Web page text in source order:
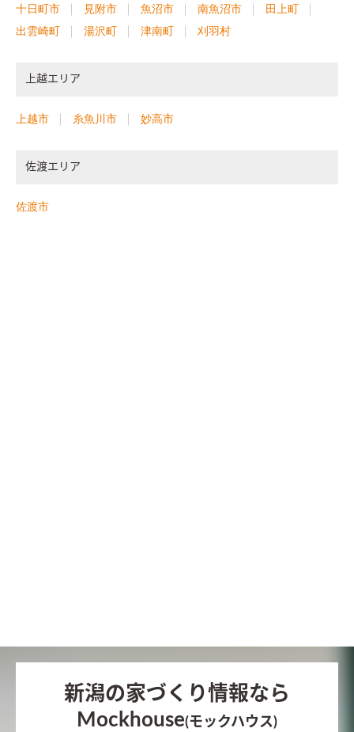
十日町市
見附市 魚沼市 南魚沼市
田上町
出雲崎町
湯沢町 津南町 刈羽村
上越エリア
上越市 糸魚川市 妙高市
佐渡エリア
佐渡市
新潟の家づくり情報なら
Mockhouse(モックハウス)